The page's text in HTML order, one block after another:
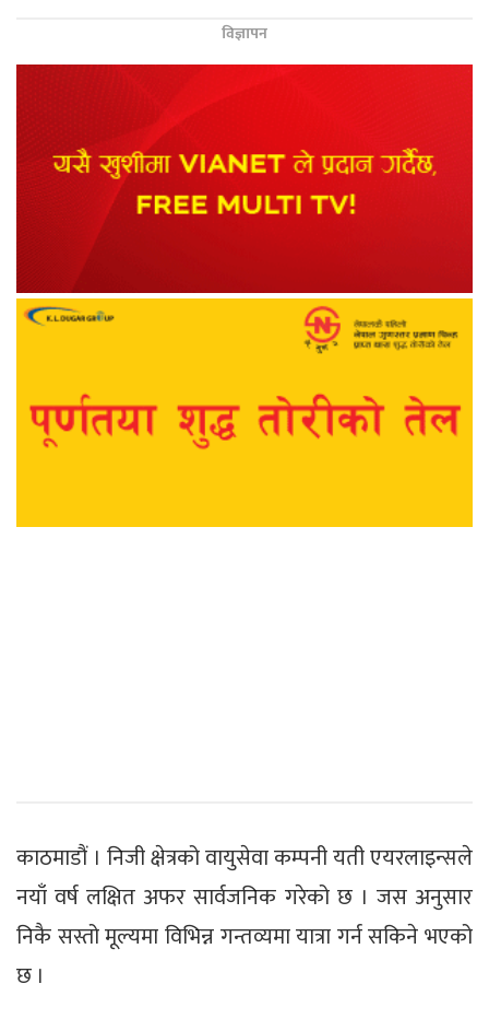
विज्ञापन
काठमाडौं । निजी क्षेत्रको वायुसेवा कम्पनी यती एयरलाइन्सले
नयाँ वर्ष लक्षित अफर सार्वजनिक गरेको छ । जस अनुसार
निकै सस्तो मूल्यमा विभिन्न गन्तव्यमा यात्रा गर्न सकिने भएको
छ ।